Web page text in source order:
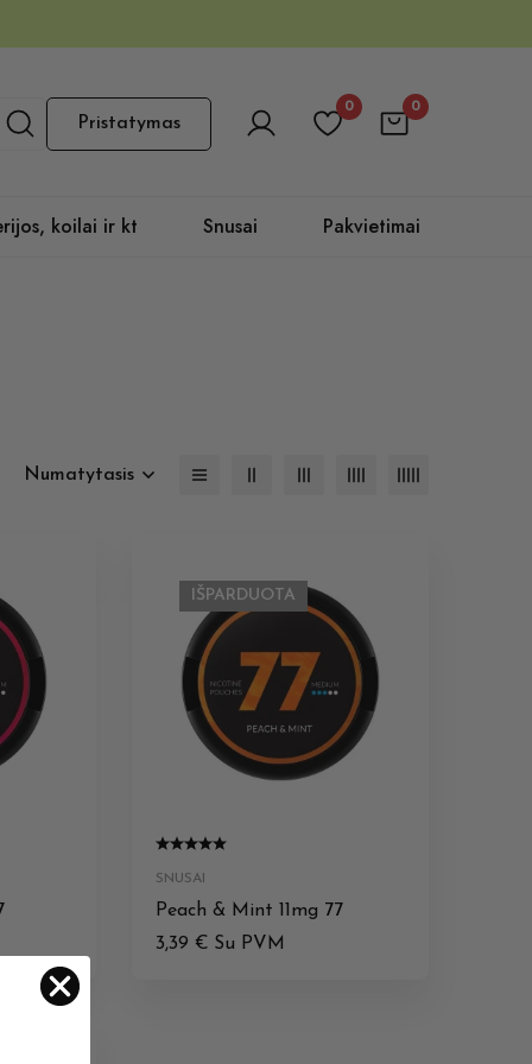
Pristatymas
0 0
koilai ir kt Snusai Pakvietimai
Numatytasis
IŠPARDUOTA
SNUSAI
Peach & Mint 11mg 77
3,39 € Su PVM